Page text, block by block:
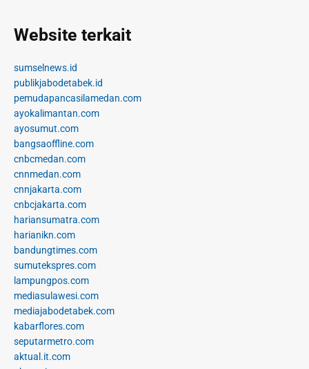
Website terkait
sumselnews.id
publikjabodetabek.id
pemudapancasilamedan.com
ayokalimantan.com
ayosumut.com
bangsaoffline.com
cnbcmedan.com
cnnmedan.com
cnnjakarta.com
cnbcjakarta.com
hariansumatra.com
harianikn.com
bandungtimes.com
sumutekspres.com
lampungpos.com
mediasulawesi.com
mediajabodetabek.com
kabarflores.com
seputarmetro.com
aktual.it.com